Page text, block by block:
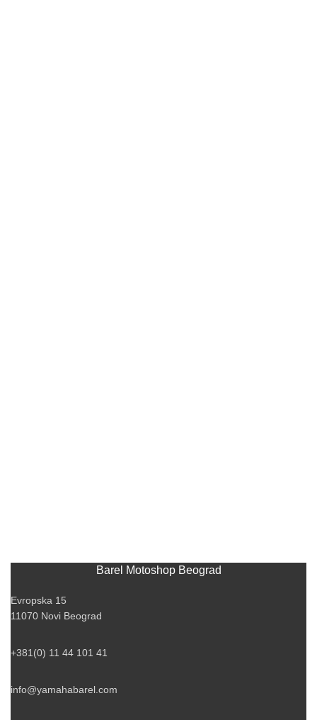
Barel Motoshop Beograd
Evropska 15
11070 Novi Beograd
+381(0) 11 44 101 41
info@yamahabarel.com